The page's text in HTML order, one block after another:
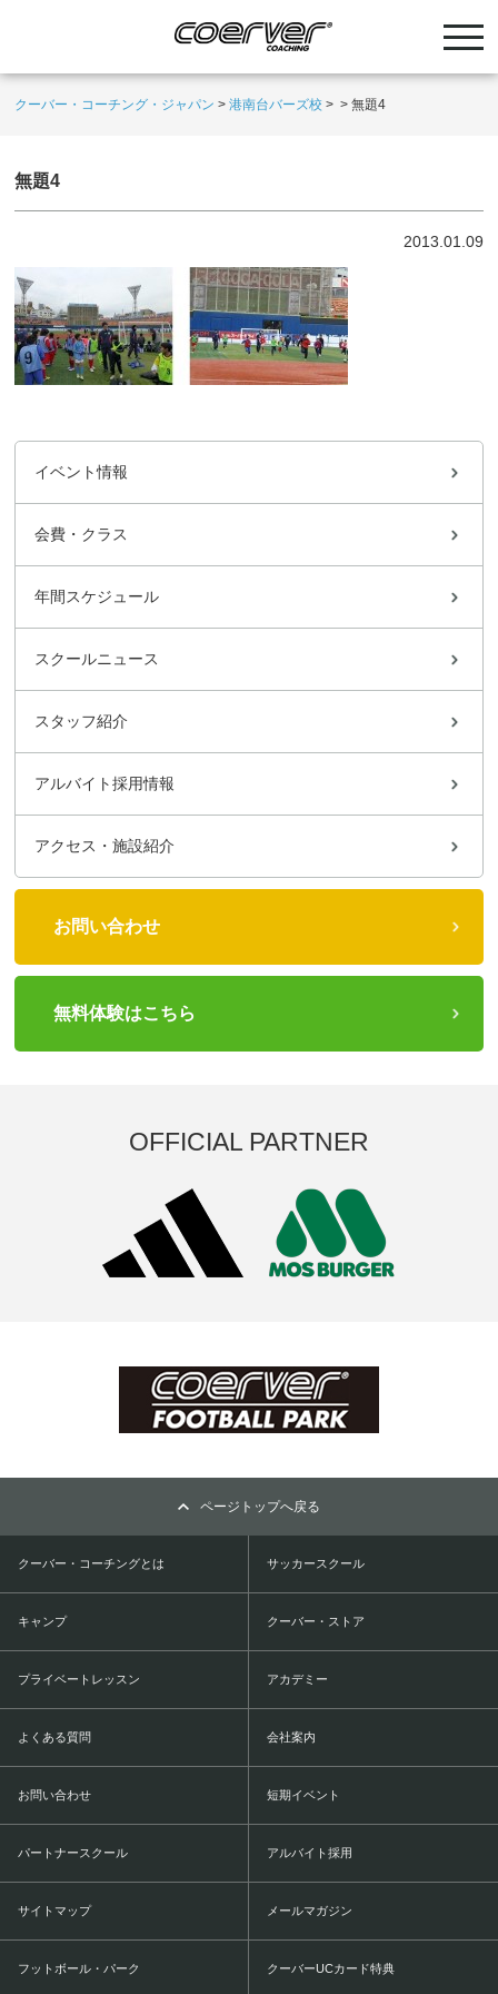
クーバー・コーチング・ジャパン >港南台バーズ校 > >無題4
無題4
2013.01.09
イベント情報
会費・クラス
年間スケジュール
スクールニュース
スタッフ紹介
アルバイト採用情報
アクセス・施設紹介
お問い合わせ
無料体験はこちら
OFFICIAL PARTNER
ページトップへ戻る
クーバー・コーチングとは サッカースクール
キャンプ クーバー・ストア
プライベートレッスン アカデミー
よくある質問 会社案内
お問い合わせ 短期イベント
パートナースクール アルバイト採用
サイトマップ メールマガジン
フットボール・パーク クーバーUCカード特典